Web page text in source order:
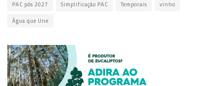
PAC pós 2027 Simplificação PAC Temporais vinho
Água que Une